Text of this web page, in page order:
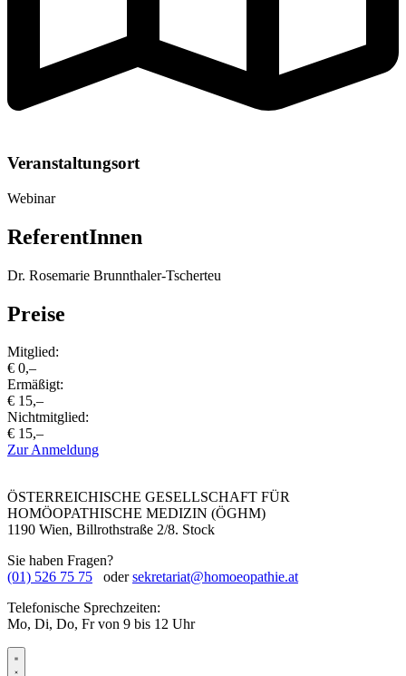
Veranstaltungsort
Webinar
ReferentInnen
Dr. Rosemarie Brunnthaler-Tscherteu
Preise
Mitglied:
€ 0,–
Ermäßigt:
€ 15,–
Nichtmitglied:
€ 15,–
Zur Anmeldung
ÖSTERREICHISCHE GESELLSCHAFT FÜR
HOMÖOPATHISCHE MEDIZIN (ÖGHM)
1190 Wien, Billrothstraße 2/8. Stock
Sie haben Fragen?
(01) 526 75 75 odersekretariat@homoeopathie.at
Telefonische Sprechzeiten:
Mo, Di, Do, Fr von 9 bis 12 Uhr